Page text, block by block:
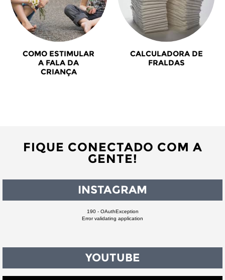
COMO ESTIMULAR
A FALA DA
CRIANÇA
CALCULADORA DE
FRALDAS
FIQUE CONECTADO COM A
GENTE!
INSTAGRAM
190 - OAuthException
Error validating application
YOUTUBE